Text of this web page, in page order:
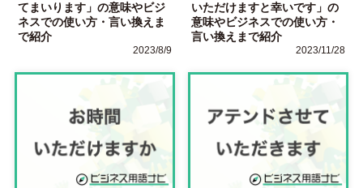
てまいります」の意味やビジ
ネスでの使い方・言い換えま
で紹介
2023/8/9
いただけますと幸いです」の
意味やビジネスでの使い方・
言い換えまで紹介
2023/11/28